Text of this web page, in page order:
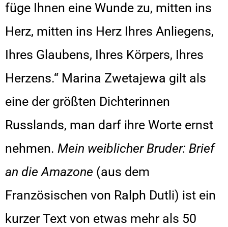
füge Ihnen eine Wunde zu, mitten ins
Herz, mitten ins Herz Ihres Anliegens,
Ihres Glaubens, Ihres Körpers, Ihres
Herzens.“ Marina Zwetajewa gilt als
eine der größten Dichterinnen
Russlands, man darf ihre Worte ernst
nehmen. Mein weiblicher Bruder: Brief
an die Amazone (aus dem
Französischen von Ralph Dutli) ist ein
kurzer Text von etwas mehr als 50